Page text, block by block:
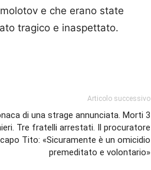
e che erano state
tragico e inaspettato.
Articolo successivo
di una strage annunciata. Morti 3
Tre fratelli arrestati. Il procuratore
capo Tito: «Sicuramente è un omicidio
premeditato e volontario»